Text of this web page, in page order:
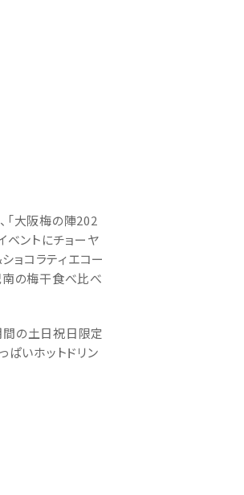
「大阪梅の陣202
ントにチョーヤ
ョコラティエコー
南の梅干食べ比べ
間の土日祝日限定
ぱいホットドリン